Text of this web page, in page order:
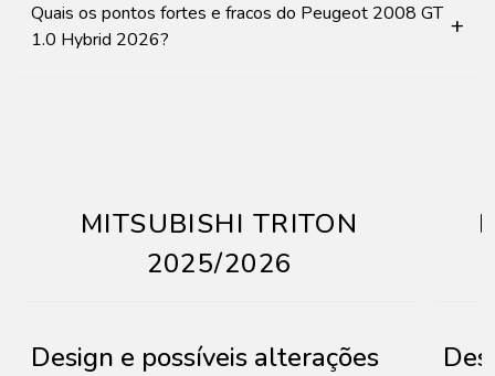
Quais os pontos fortes e fracos do Peugeot 2008 GT
1.0 Hybrid 2026?
+
MITSUBISHI TRITON
2025/2026
Design e possíveis alterações